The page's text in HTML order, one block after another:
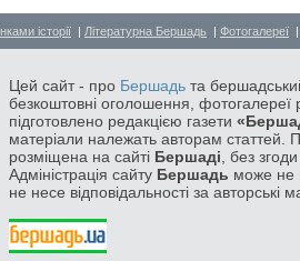
історії | Літературна Бершадь | Фотогалереї
Цей сайт - про Бершадь та
безкоштовні оголошення, фотогалереї
підготовлено редакцією газети
матеріали належать авторам статтей.
розміщена на сайті Бершаді , без
Адміністрація сайту Бершадь може не
не несе відповідальності за авторські